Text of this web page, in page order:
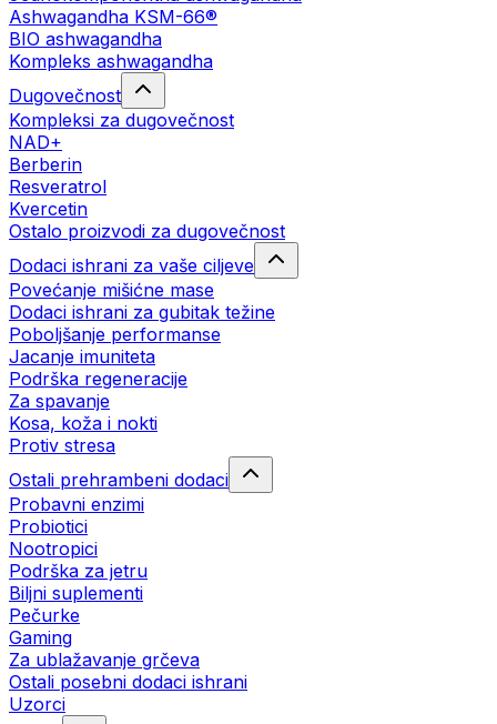
Ashwagandha KSM-66®
BIO ashwagandha
Kompleks ashwagandha
Dugovečnost
Kompleksi za dugovečnost
NAD+
Berberin
Resveratrol
Kvercetin
Ostalo proizvodi za dugovečnost
Dodaci ishrani za vaše ciljeve
Povećanje mišićne mase
Dodaci ishrani za gubitak težine
Poboljšanje performanse
Jacanje imuniteta
Podrška regeneracije
Za spavanje
Kosa, koža i nokti
Protiv stresa
Ostali prehrambeni dodaci
Probavni enzimi
Probiotici
Nootropici
Podrška za jetru
Biljni suplementi
Pečurke
Gaming
Za ublažavanje grčeva
Ostali posebni dodaci ishrani
Uzorci